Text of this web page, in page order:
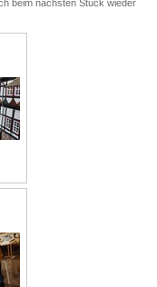
beim nächsten Stück wieder